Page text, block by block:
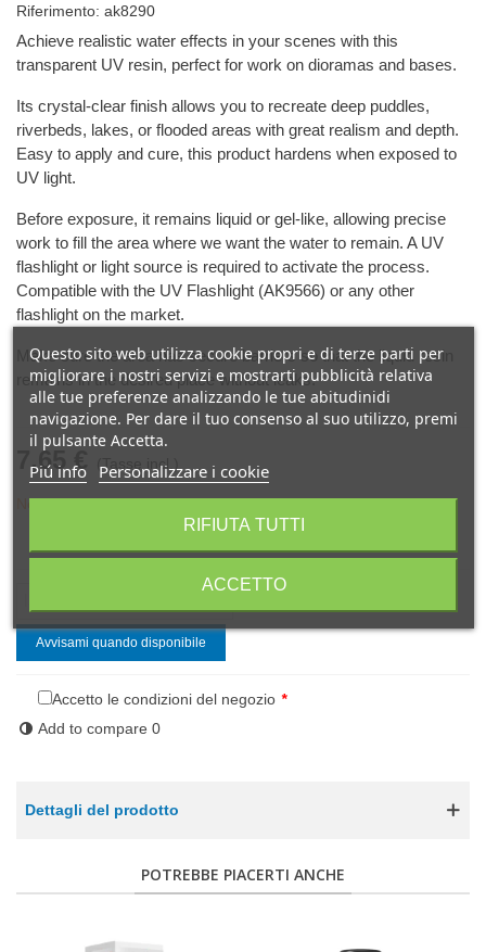
Riferimento: ak8290
Achieve realistic water effects in your scenes with this
transparent UV resin, perfect for work on dioramas and bases.
Its crystal-clear finish allows you to recreate deep puddles,
riverbeds, lakes, or flooded areas with great realism and depth.
Easy to apply and cure, this product hardens when exposed to
UV light.
Before exposure, it remains liquid or gel-like, allowing precise
work to fill the area where we want the water to remain. A UV
flashlight or light source is required to activate the process.
Compatible with the UV Flashlight (AK9566) or any other
flashlight on the market.
Make sure the area has secure barriers so that the liquid resin
remains in the desired place without leaks.
7,65 € (Tasse incl.)
Non disponibile
Codice QR Condividi
Avvisami quando disponibile
Accetto le condizioni del negozio *
Add to compare 0
Dettagli del prodotto
POTREBBE PIACERTI ANCHE
Questo sito web utilizza cookie propri e di terze parti per
migliorare i nostri servizi e mostrarti pubblicità relativa
alle tue preferenze analizzando le tue abitudinidi
navigazione. Per dare il tuo consenso al suo utilizzo, premi
il pulsante Accetta.
Piú info Personalizzare i cookie
RIFIUTA TUTTI
ACCETTO